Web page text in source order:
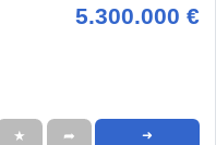
5.300.000 €
★ ➦ ➜